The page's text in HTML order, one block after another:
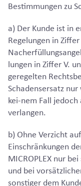
Bestimmungen zu
a) Der Kunde ist in
Regelungen in
lungen in Ziffer V.
geregelten
Schadensersatz
kei-nem Fall
verlangen.
b) Ohne Verzicht
Einschränkungen
MICROPLEX nur
und bei
sonstiger dem